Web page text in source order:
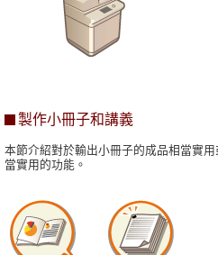
製作小冊子和講義
本節介紹對於輸出小冊子的成品相當實
當實用的功能。